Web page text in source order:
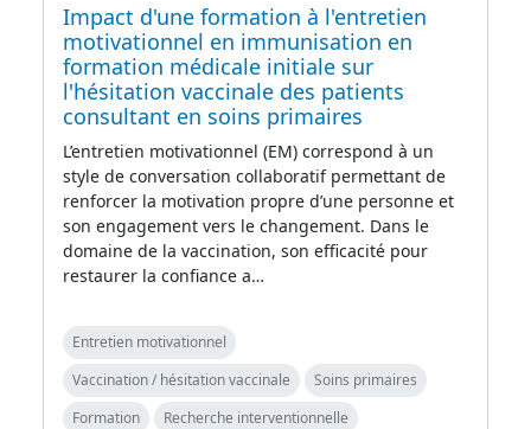
Impact d'une formation à l'entretien
motivationnel en immunisation en
formation médicale initiale sur
l'hésitation vaccinale des patients
consultant en soins primaires
L’entretien motivationnel (EM) correspond à un
style de conversation collaboratif permettant de
renforcer la motivation propre d’une personne et
son engagement vers le changement. Dans le
domaine de la vaccination, son efficacité pour
restaurer la confiance a…
Entretien motivationnel
Vaccination / hésitation vaccinale
Soins primaires
Formation
Recherche interventionnelle